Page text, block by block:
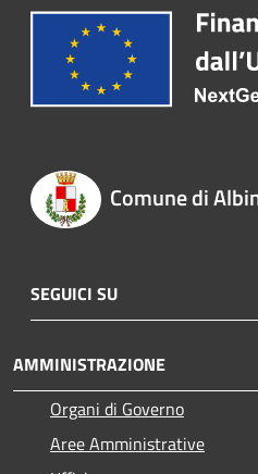
Comune di
SEGUICI SU
AMMINISTRAZIONE
Organi di Governo
Aree Amministrative